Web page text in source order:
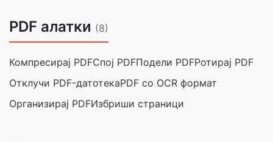
PDF алатки (8)
Компресирај PDFСпој PDFПодели PDFРотирај PDF
Отклучи PDF-датотекаPDF со OCR формат
Организирај PDFИзбриши страници